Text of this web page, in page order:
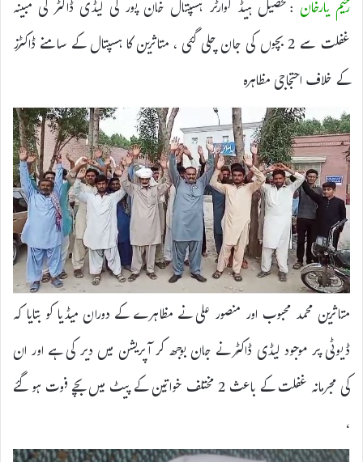
رحیم یارخان :تحصیل ہیڈ کوارٹر ہسپتال خان پور کی لیڈی ڈاکٹر کی مبینہ
غفلت سے 2 بچوں کی جان چلی گئی ، متاثرین کا ہسپتال کے سامنے ڈاکٹرز
کے خلاف احتجاجی مظاہرہ
متاثرین محمد محبوب اور منصور علی نے مظاہرے کے دوران میڈیا کو بتایا کہ
ڈیوٹی پر موجود لیڈی ڈاکٹر نے جان بوجھ کر آپریشن میں دیر کی ہے اور ان
کی مجرمانہ غفلت کے باعث 2 مختلف خواتین کے پیٹ میں بچے فوت ہو گئے
،